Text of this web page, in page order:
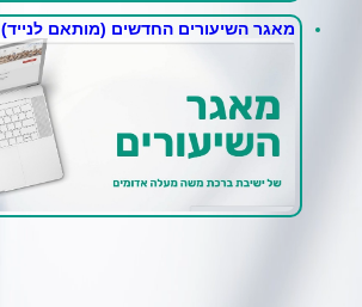
מאגר השיעורים החדשים (מותאם לנייד)